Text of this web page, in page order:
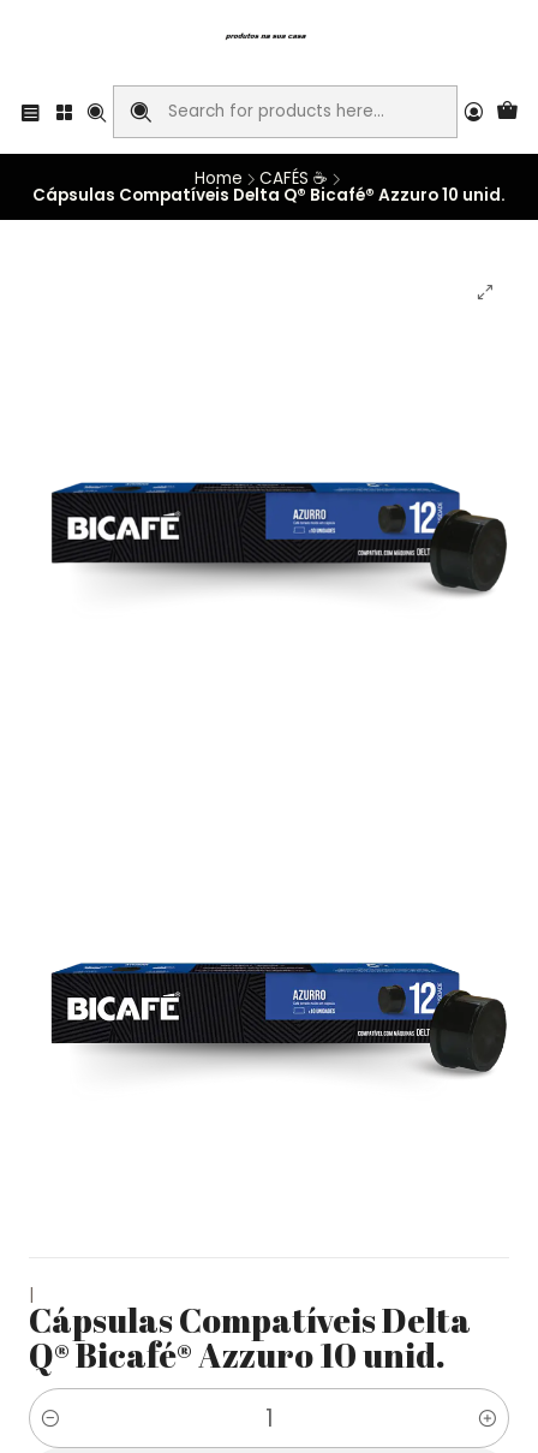
Home CAFÉS ☕
Cápsulas Compatíveis Delta Q® Bicafé® Azzuro 10 unid.
|
Cápsulas Compatíveis Delta
Q® Bicafé® Azzuro 10 unid.
Quantity